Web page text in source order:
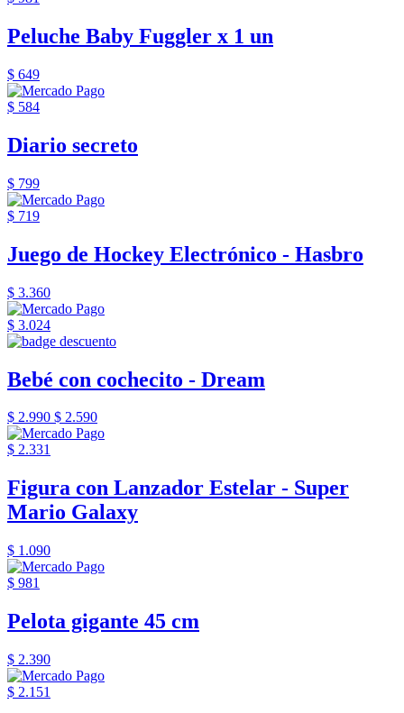
Peluche Baby Fuggler x 1 un
$ 649
$ 584
Diario secreto
$ 799
$ 719
Juego de Hockey Electrónico - Hasbro
$ 3.360
$ 3.024
Bebé con cochecito - Dream
$ 2.990 $ 2.590
$ 2.331
Figura con Lanzador Estelar - Super
Mario Galaxy
$ 1.090
$ 981
Pelota gigante 45 cm
$ 2.390
$ 2.151